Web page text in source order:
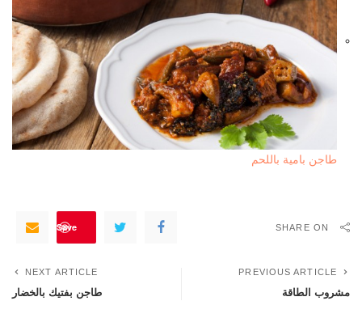
طاجن بامية باللحم
SHARE ON
Save
PREVIOUS ARTICLE
مشروب الطاقة
NEXT ARTICLE
طاجن بفتيك بالخضار